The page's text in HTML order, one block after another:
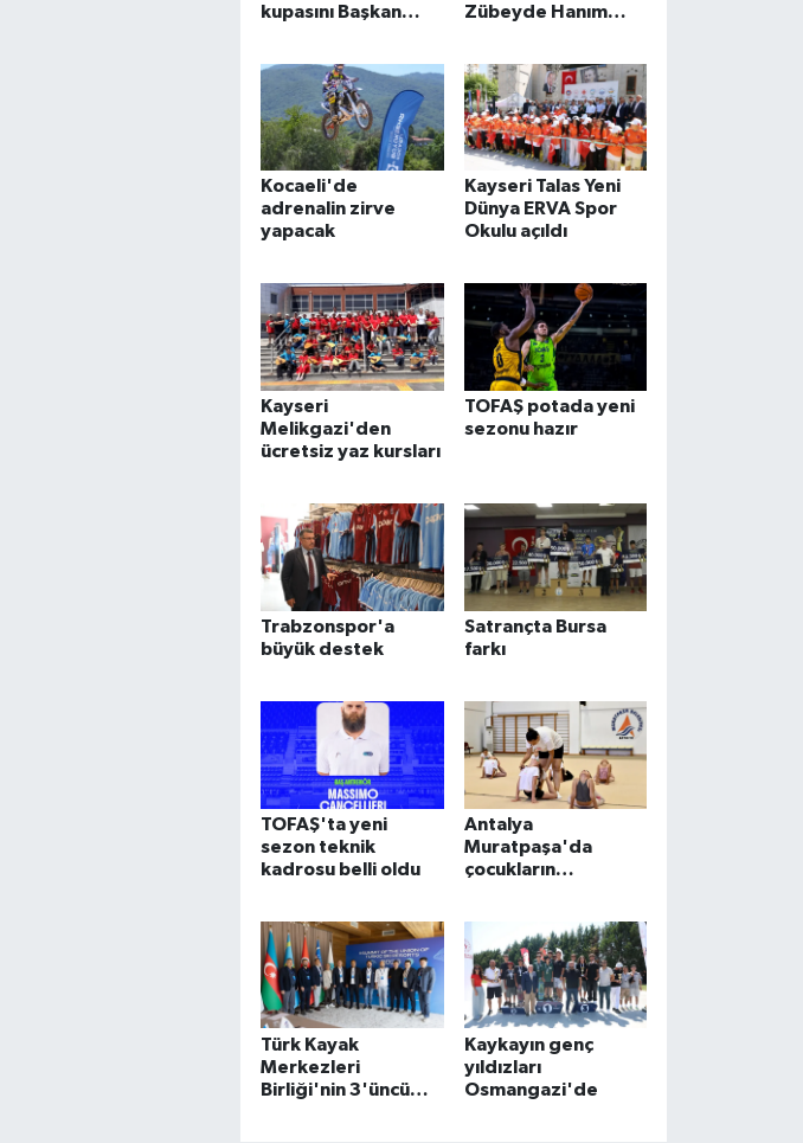
kupasını Başkan
Zübeyde Hanım
Kocaeli'de
adrenalin zirve
yapacak
Kayseri Talas Yeni
Dünya ERVA Spor
Okulu açıldı
Kayseri
Melikgazi'den
ücretsiz yaz kursları
TOFAŞ potada yeni
sezonu hazır
Trabzonspor'a
büyük destek
Satrançta Bursa
farkı
TOFAŞ'ta yeni
sezon teknik
kadrosu belli oldu
Antalya
Muratpaşa'da
çocukların
Türk Kayak
Merkezleri
Birliği'nin 3'üncü
Kaykayın genç
yıldızları
Osmangazi'de